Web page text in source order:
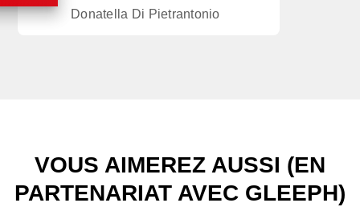
Donatella Di Pietrantonio
VOUS AIMEREZ AUSSI (EN
PARTENARIAT AVEC GLEEPH)